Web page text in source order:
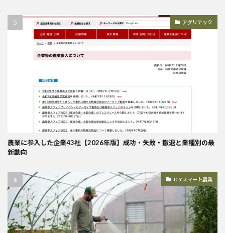
アグリテック
農業に参入した企業43社【2026年版】成功・失敗・撤退と業種別の最
新動向
DIYスマート農業